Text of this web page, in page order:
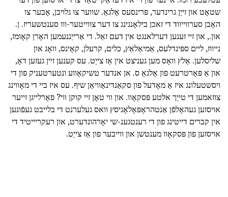
שטאָט און זייַן גרינדער, פּרינסעס אָלגאַ. שווער צו גלויבן, אָבער צו
האָבן סערווייווד די זאכן בילאָנגינג צו דער צווייטער-ווו סענטשעריז. ן.
און., און זיי זענען דערלאנגט אין דעם זאַל. די אַרייַננעמען האָרן קאָומז,
נייווז, ליים ספּינדלעס, אַמיאַלאַץ, כלים, קרעלן, קאָינס, וואָג און
שליסלען. אַלץ וואָס מען געניצט אין אַז צייַט. עס קענען זיין געזען דאָ,
און אַ פּאָרטרעט פון אָלגאַ ס. אן אנדער טשיקאַווע ונטערטעניק פון די
ויסשטעלונג איז אַ מאָדעל פון סקאַנדינאַוויאַן שיף. עס איז ביי די מאָווינג
צוזאמען די טייַך אלטע פּסקאָוו. און ווי טאָן זיי קוקן ווי? פאָרלייגן זייער
אויסזען געהאָלפֿן אַנטהראָפּאָלאָגיסץ וואס געלערנט די בלייבט געפֿונען
אין קברים דייטינג פון די רענטגענ-שי יאָרהונדערט, און רעקריייטיד די
אויסזען פון פּסקאָוו מענטשן און ווייבער פון אַז צייַט.